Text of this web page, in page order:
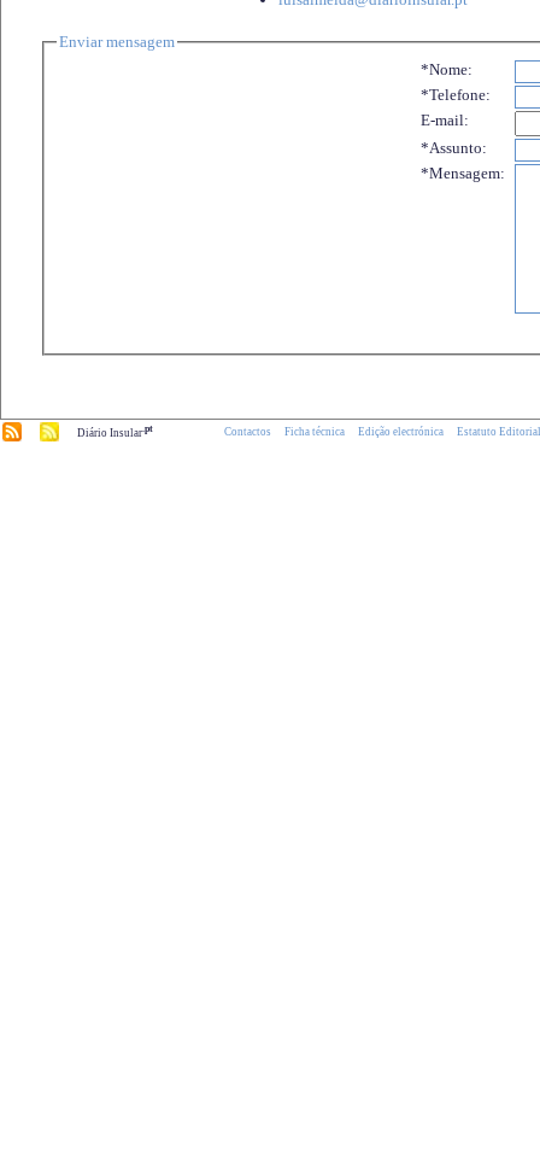
Enviar mensagem
*Nome:
*Telefone:
E-mail:
*Assunto:
*Mensagem:
Diário Insular.pt Contactos Ficha técnica Edição electrónica Estatuto Editorial